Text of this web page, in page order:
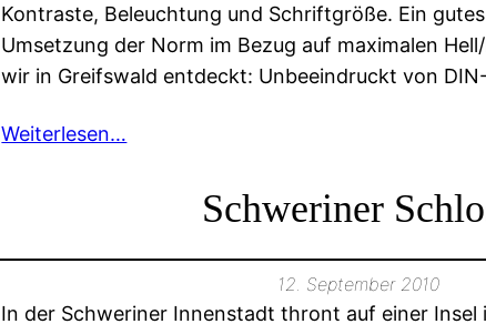
Kontraste, Beleuchtung und Schriftgröße. Ein
Umsetzung der Norm im Bezug auf maximalen
wir in Greifswald entdeckt: Unbeeindruckt von
Weiterlesen…
Schweriner
12. September 2010
In der Schweriner Innenstadt thront auf einer Insel